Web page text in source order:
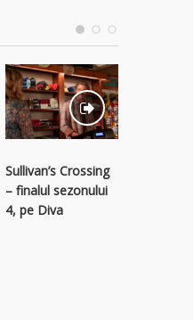
Sullivan’s Crossing
– finalul sezonului
4, pe Diva